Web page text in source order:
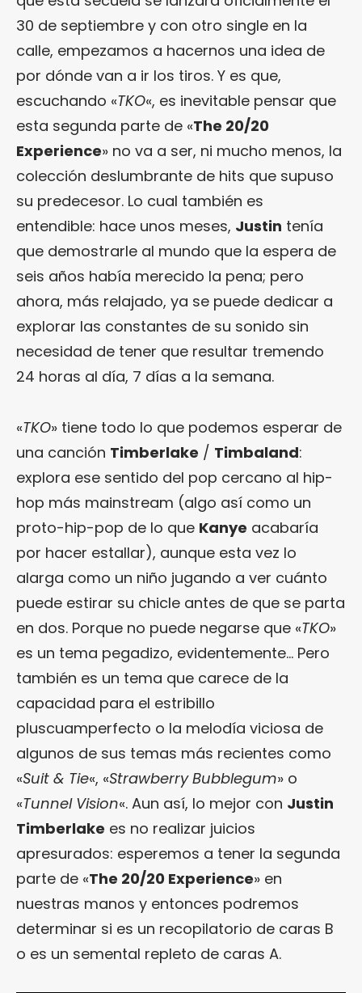
30 de septiembre y con otro single en la
calle, empezamos a hacernos una idea de
por dónde van a ir los tiros. Y es que,
escuchando «TKO«, es inevitable pensar que
esta segunda parte de «The 20/20
Experience» no va a ser, ni mucho menos, la
colección deslumbrante de hits que supuso
su predecesor. Lo cual también es
entendible: hace unos meses, Justin tenía
que demostrarle al mundo que la espera de
seis años había merecido la pena; pero
ahora, más relajado, ya se puede dedicar a
explorar las constantes de su sonido sin
necesidad de tener que resultar tremendo
24 horas al día, 7 días a la semana.
«TKO» tiene todo lo que podemos esperar de
una canción Timberlake / Timbaland:
explora ese sentido del pop cercano al hip-
hop más mainstream (algo así como un
proto-hip-pop de lo que Kanye acabaría
por hacer estallar), aunque esta vez lo
alarga como un niño jugando a ver cuánto
puede estirar su chicle antes de que se parta
en dos. Porque no puede negarse que «TKO»
es un tema pegadizo, evidentemente… Pero
también es un tema que carece de la
capacidad para el estribillo
pluscuamperfecto o la melodía viciosa de
algunos de sus temas más recientes como
«Suit & Tie«, «Strawberry Bubblegum» o
«Tunnel Vision«. Aun así, lo mejor con Justin
Timberlake es no realizar juicios
apresurados: esperemos a tener la segunda
parte de «The 20/20 Experience» en
nuestras manos y entonces podremos
determinar si es un recopilatorio de caras B
o es un semental repleto de caras A.